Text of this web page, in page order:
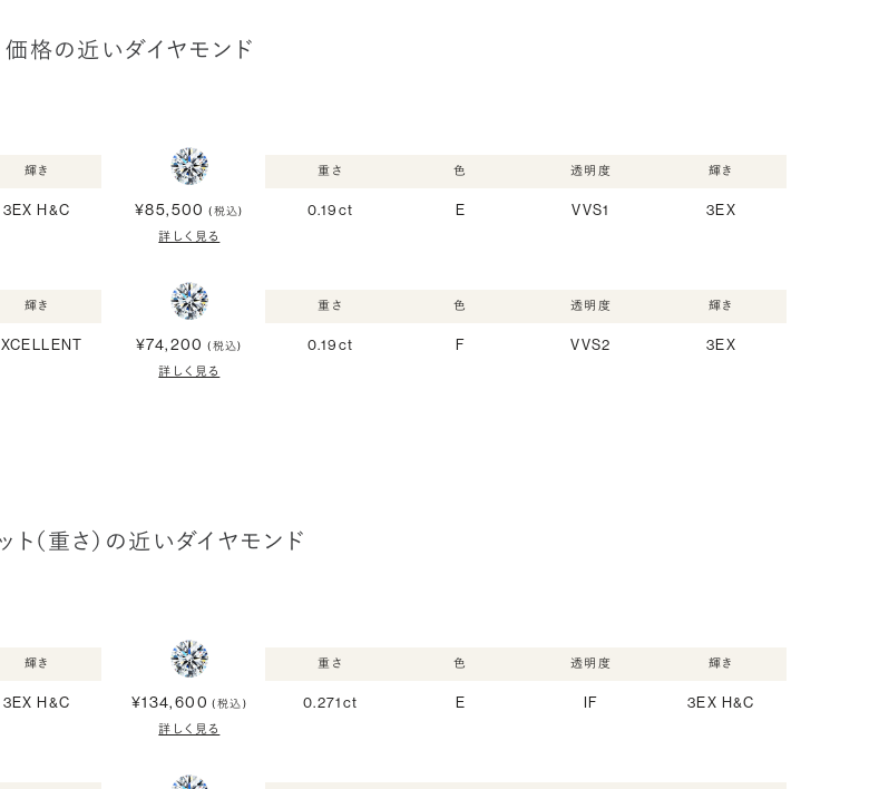
価格の近いダイヤモンド
輝き
3EX H&C ¥85,500 (税込)
詳しく見る
重さ
0.19ct
色
E
透明度
VVS1
輝き
3EX
輝き
¥74,200 (税込)
詳しく見る
重さ
0.19ct
色
F
透明度
VVS2
輝き
3EX
ト（重さ）の近いダイヤモンド
輝き
3EX H&C ¥134,600 (税込)
詳しく見る
重さ
0.271ct
色
E
透明度
IF
輝き
3EX H&C